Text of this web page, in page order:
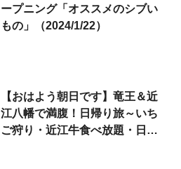
ープニング「オススメのシブい
もの」（2024/1/22）
【おはよう朝日です】竜王＆近
江八幡で満腹！日帰り旅～いち
ご狩り・近江牛食べ放題・日帰